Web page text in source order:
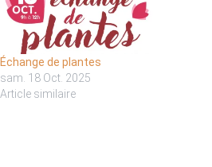
Échange de plantes
sam. 18 Oct. 2025
Article similaire